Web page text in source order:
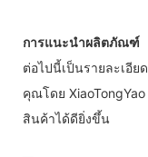
การแนะนำผลิตภัณฑ์
ต่อไปนี้เป็นรายละเอี
คุณโดย
สินค้าได้ดียิ่งขึ้น